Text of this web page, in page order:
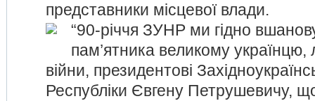
представники місцевої влади.
“90-річчя ЗУНР ми гідно
пам’ятника великому українцю,
війни, президентові
Республіки Євгену Петрушевичу,